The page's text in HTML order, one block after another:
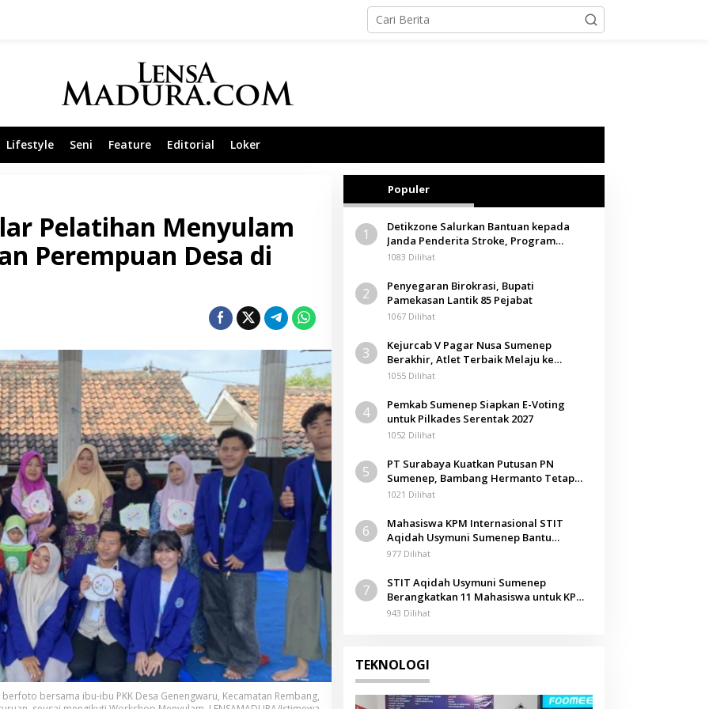
Lifestyle Seni Feature Editorial Loker
Pelatihan Menyulam
Perempuan Desa di
bersama ibu-ibu PKK Desa Genengwaru, Kecamatan Rembang,
Populer
1
Detikzone Salurkan Bantuan kepada
Janda Penderita Stroke, Program
Berbagi Masuki Hari ke-61
1083 Dilihat
2
Penyegaran Birokrasi, Bupati
Pamekasan Lantik 85 Pejabat
1067 Dilihat
3
Kejurcab V Pagar Nusa Sumenep
Berakhir, Atlet Terbaik Melaju ke
Kejurwil Jatim
1055 Dilihat
4
Pemkab Sumenep Siapkan E-Voting
untuk Pilkades Serentak 2027
1052 Dilihat
5
PT Surabaya Kuatkan Putusan PN
Sumenep, Bambang Hermanto Tetap
Dinyatakan Pemilik Sah Tanah di
1021 Dilihat
6
Mahasiswa KPM Internasional STIT
Aqidah Usymuni Sumenep Bantu
Pengurusan Jenazah WNI di Malaysia
977 Dilihat
7
STIT Aqidah Usymuni Sumenep
Berangkatkan 11 Mahasiswa untuk KPM
Internasional di Malaysia
943 Dilihat
TEKNOLOGI